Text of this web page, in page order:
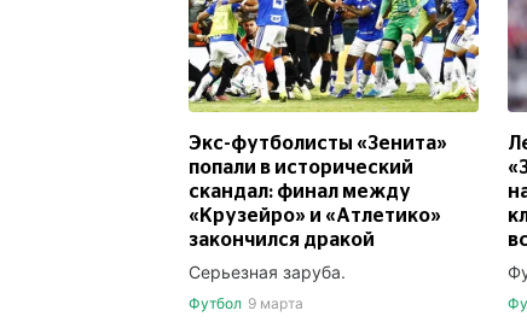
Экс-футболисты «Зенита»
попали в исторический
скандал: финал между
«Крузейро» и «Атлетико»
закончился дракой
Серьезная заруба.
Футбол 9 марта